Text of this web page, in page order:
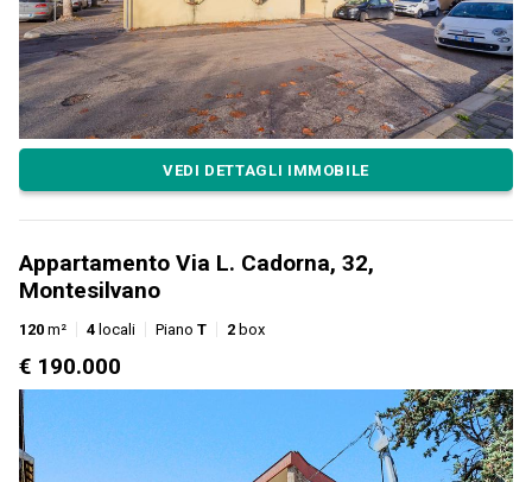
VEDI DETTAGLI IMMOBILE
Appartamento Via L. Cadorna, 32,
Montesilvano
120 m² 4 locali Piano T 2 box
€ 190.000